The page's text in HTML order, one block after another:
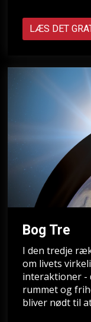
LÆS DET
Bog Tre
I den tredje
om livets
interaktioner -
rummet og
bliver nødt til